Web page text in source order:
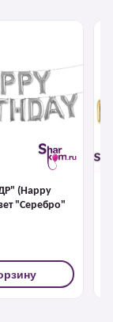
(Happy
"Серебро"